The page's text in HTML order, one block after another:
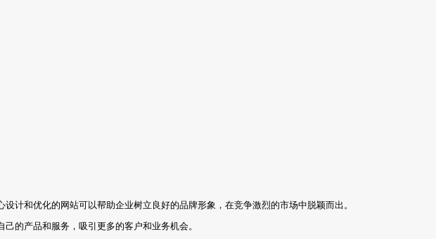
计和优化的网站可以帮助企业树立良好的品牌形象，在竞争激烈的市场中脱颖而出。
的产品和服务，吸引更多的客户和业务机会。